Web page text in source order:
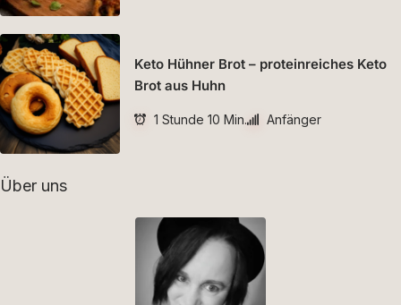
Keto Hühner Brot – proteinreiches Keto
Brot aus Huhn
1 Stunde 10 Min. Anfänger
Über uns